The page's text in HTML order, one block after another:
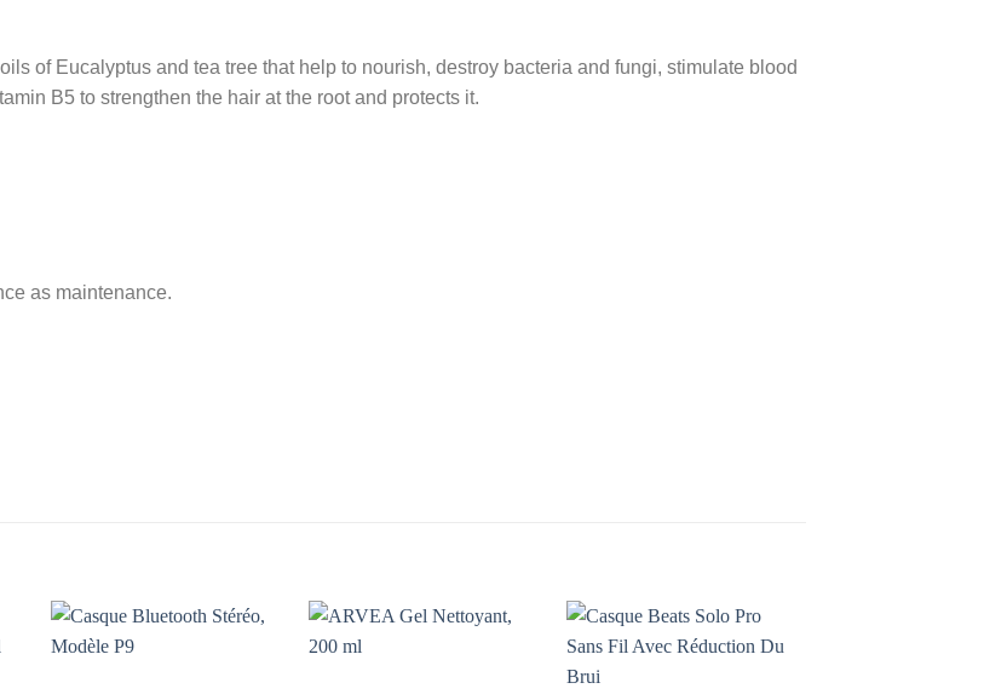
of Eucalyptus and tea tree that help to nourish, destroy bacteria and fungi, stimulate blood
B5 to strengthen the hair at the root and protects it.
as maintenance.